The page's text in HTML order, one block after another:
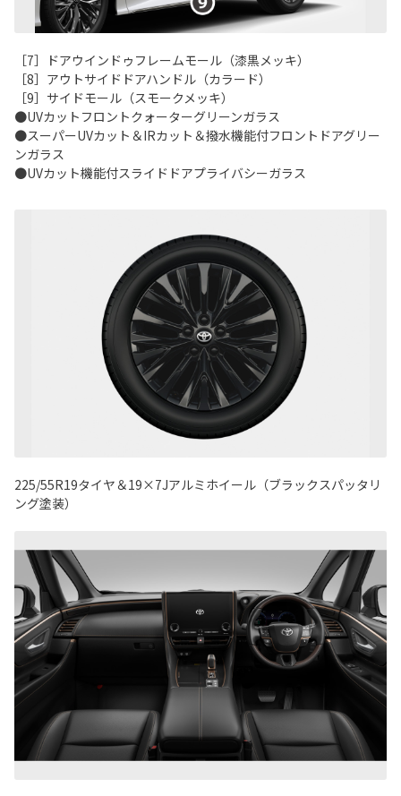
［7］ドアウインドゥフレームモール（漆黒メッキ）
［8］アウトサイドドアハンドル（カラード）
［9］サイドモール（スモークメッキ）
●UVカットフロントクォーターグリーンガラス
●スーパーUVカット＆IRカット＆撥水機能付フロントドアグリー
ンガラス
●UVカット機能付スライドドアプライバシーガラス
225/55R19タイヤ＆19×7Jアルミホイール（ブラックスパッタリ
ング塗装）